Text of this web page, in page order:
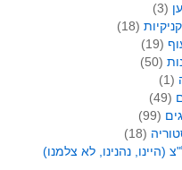
(3)
(18)
(19)
(50)
(1)
(49)
(99)
(18)
(היינו, נהנינו, לא צלמנו)